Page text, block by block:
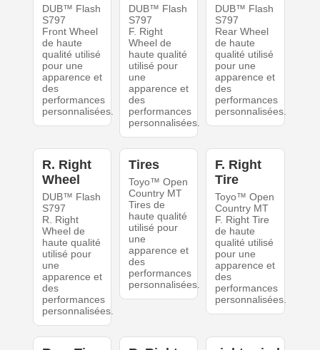
DUB™ Flash
S797
Front Wheel
de haute
qualité utilisé
pour une
apparence et
des
performances
personnalisées.
DUB™ Flash
S797
F. Right
Wheel de
haute qualité
utilisé pour
une
apparence et
des
performances
personnalisées.
DUB™ Flash
S797
Rear Wheel
de haute
qualité utilisé
pour une
apparence et
des
performances
personnalisées.
R. Right
Wheel
DUB™ Flash
S797
R. Right
Wheel de
haute qualité
utilisé pour
une
apparence et
des
performances
personnalisées.
Tires
Toyo™ Open
Country MT
Tires de
haute qualité
utilisé pour
une
apparence et
des
performances
personnalisées.
F. Right
Tire
Toyo™ Open
Country MT
F. Right Tire
de haute
qualité utilisé
pour une
apparence et
des
performances
personnalisées.